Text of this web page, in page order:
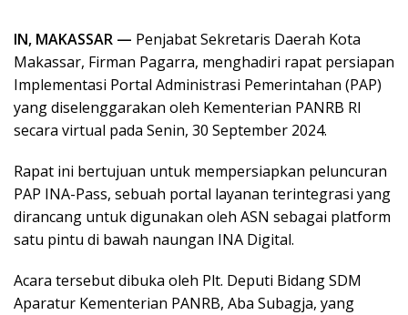
IN, MAKASSAR — Penjabat Sekretaris Daerah Kota
Makassar, Firman Pagarra, menghadiri rapat persiapan
Implementasi Portal Administrasi Pemerintahan (PAP)
yang diselenggarakan oleh Kementerian PANRB RI
secara virtual pada Senin, 30 September 2024.
Rapat ini bertujuan untuk mempersiapkan peluncuran
PAP INA-Pass, sebuah portal layanan terintegrasi yang
dirancang untuk digunakan oleh ASN sebagai platform
satu pintu di bawah naungan INA Digital.
Acara tersebut dibuka oleh Plt. Deputi Bidang SDM
Aparatur Kementerian PANRB, Aba Subagja, yang